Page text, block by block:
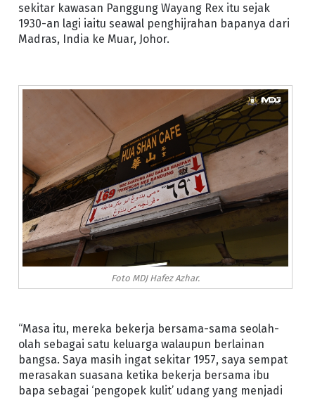
sekitar kawasan Panggung Wayang Rex itu sejak
1930-an lagi iaitu seawal penghijrahan bapanya dari
Madras, India ke Muar, Johor.
Foto MDJ Hafez Azhar.
“Masa itu, mereka bekerja bersama-sama seolah-
olah sebagai satu keluarga walaupun berlainan
bangsa. Saya masih ingat sekitar 1957, saya sempat
merasakan suasana ketika bekerja bersama ibu
bapa sebagai ‘pengopek kulit’ udang yang menjadi